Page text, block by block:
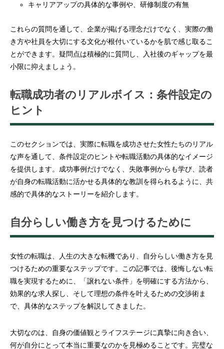
キャリアアップの具体的な事例や、研修制度の有無
これらの質問を通して、企業が掲げる理念だけでなく、実際の働
き方や社員を大切にする文化が根付いているかを肌で感じ取るこ
とができます。疑問点は積極的に質問し、入社後のギャップを最
小限に抑えましょう。
転職成功者のリアルボイス：条件設定の
ヒント
このセクションでは、実際に転職を成功させた女性たちのリアル
な声を通して、条件設定のヒントや転職活動の具体的なイメージ
を提供します。成功事例だけでなく、失敗事例からも学び、読者
が自身の転職活動に活かせる具体的な教訓を得られるように、共
感的で具体的なストーリーを紹介します。
自分らしい働き方を見つけるために
女性の転職は、人生の大きな転機であり、自分らしい働き方を見
つけるための重要なステップです。この記事では、後悔しない転
職を実現するために、「譲れない条件」を明確にする方法から、
効果的な求人探し、そして理想の条件を叶えるための交渉術ま
で、具体的なステップを解説してきました。
大切なのは、自身の価値観とライフステージに真摯に向き合い、
何が自分にとって本当に重要なのかを見極めることです。完璧な